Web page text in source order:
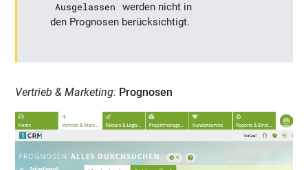
Ausgelassen
werden nicht in
den Prognosen berücksichtigt.
Vertrieb & Marketing: Prognosen